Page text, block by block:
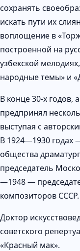
сохранять
искать пути их
воплощение в
построенной на
узбекской
народные темы» и
В конце 30-х годов,
предпринял
выступая с
В 1924—1930 годах
общества
председатель
—1948 —
композиторов СССР.
Доктор
советского
«Красный мак».